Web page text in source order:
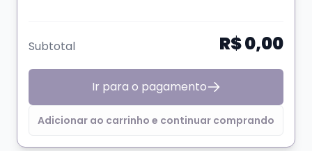
Data:08/08/2026
Abertura da casa:20:00
Início dos shows: 21:00 *HORÁRIO SUJEITO A
ALTERAÇÃO SEM AVISO PRÉVIO
Local:Av. Túlio de Rose, 80 - 71 - Jardim
Subtotal R$ 0,00
Ir para o pagamento
Adicionar ao carrinho e continuar comprando